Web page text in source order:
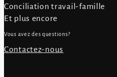
Conciliation travail-famille
Et plus encore
Vous avez des questions?
Contactez-nous